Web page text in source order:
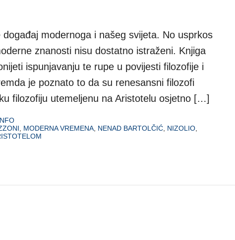
modernoga i našeg svijeta. No usprkos
znanosti nisu dostatno istraženi. Knjiga
ispunjavanju te rupe u povijesti filozofije i
je poznato to da su renesansni filozofi
filozofiju utemeljenu na Aristotelu osjetno […]
MODERNA VREMENA NENAD BARTOLČIĆ NIZOLIO